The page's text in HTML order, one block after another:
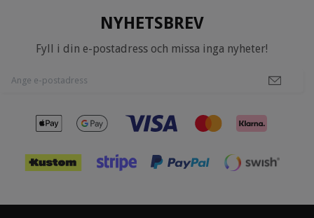
NYHETSBREV
Fyll i din e-postadress och missa inga nyheter!